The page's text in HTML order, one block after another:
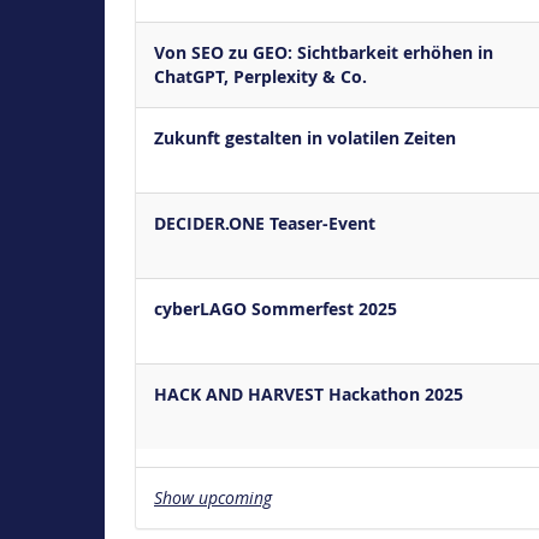
Von SEO zu GEO: Sichtbarkeit erhöhen in
ChatGPT, Perplexity & Co.
Zukunft gestalten in volatilen Zeiten
DECIDER.ONE Teaser-Event
cyberLAGO Sommerfest 2025
HACK AND HARVEST Hackathon 2025
Show upcoming